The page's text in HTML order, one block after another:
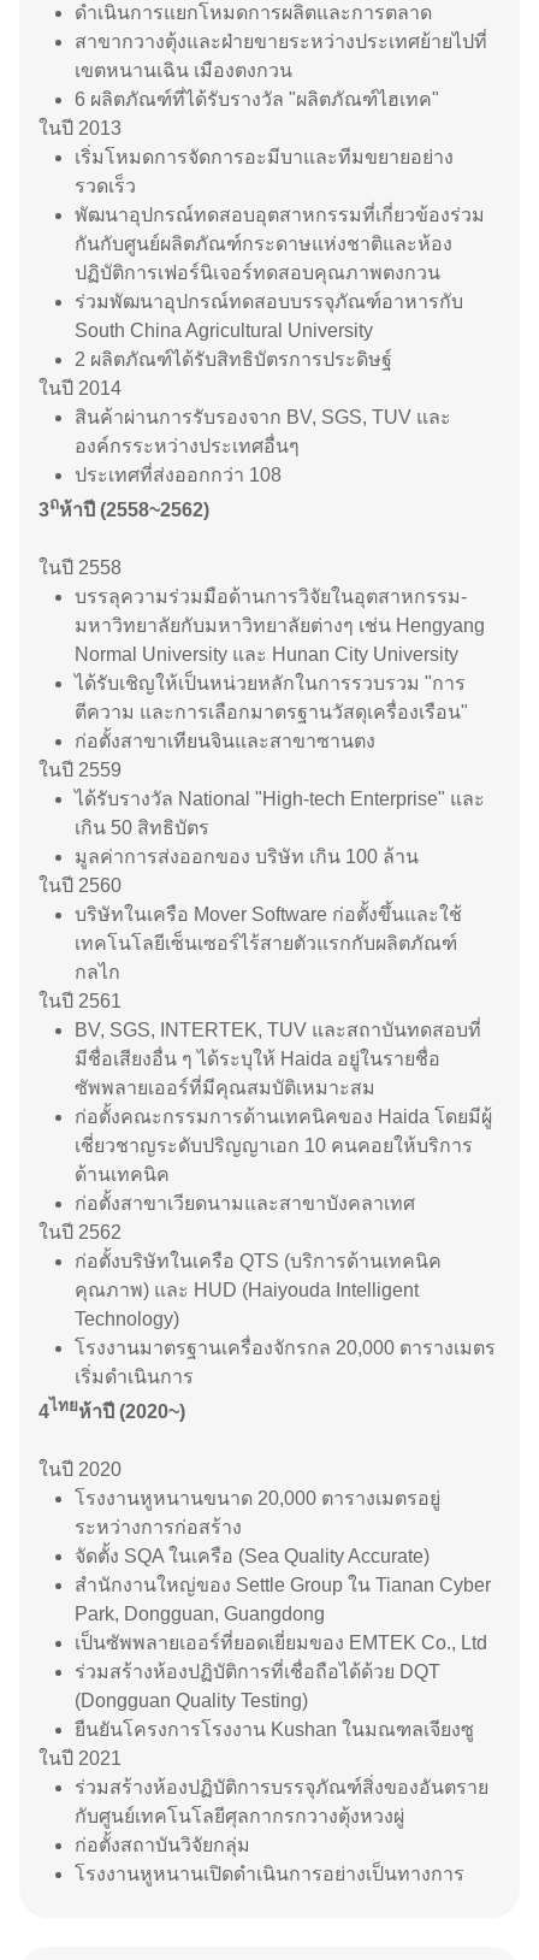
ดำเนินการแยกโหมดการผลิตและการตลาด
สาขากวางตุ้งและฝ่ายขายระหว่างประเทศย้ายไปที่
เขตหนานเฉิน เมืองตงกวน
6 ผลิตภัณฑ์ที่ได้รับรางวัล "ผลิตภัณฑ์ไฮเทค"
ในปี 2013
เริ่มโหมดการจัดการอะมีบาและทีมขยายอย่าง
รวดเร็ว
พัฒนาอุปกรณ์ทดสอบอุตสาหกรรมที่เกี่ยวข้องร่วม
กันกับศูนย์ผลิตภัณฑ์กระดาษแห่งชาติและห้อง
ปฏิบัติการเฟอร์นิเจอร์ทดสอบคุณภาพตงกวน
ร่วมพัฒนาอุปกรณ์ทดสอบบรรจุภัณฑ์อาหารกับ
South China Agricultural University
2 ผลิตภัณฑ์ได้รับสิทธิบัตรการประดิษฐ์
ในปี 2014
สินค้าผ่านการรับรองจาก BV, SGS, TUV และ
องค์กรระหว่างประเทศอื่นๆ
ประเทศที่ส่งออกกว่า 108
3ถห้าปี (2558~2562)
ในปี 2558
บรรลุความร่วมมือด้านการวิจัยในอุตสาหกรรม-
มหาวิทยาลัยกับมหาวิทยาลัยต่างๆ เช่น Hengyang
Normal University และ Hunan City University
ได้รับเชิญให้เป็นหน่วยหลักในการรวบรวม "การ
ตีความ และการเลือกมาตรฐานวัสดุเครื่องเรือน"
ก่อตั้งสาขาเทียนจินและสาขาซานตง
ในปี 2559
ได้รับรางวัล National "High-tech Enterprise" และ
เกิน 50 สิทธิบัตร
มูลค่าการส่งออกของ บริษัท เกิน 100 ล้าน
ในปี 2560
บริษัทในเครือ Mover Software ก่อตั้งขึ้นและใช้
เทคโนโลยีเซ็นเซอร์ไร้สายตัวแรกกับผลิตภัณฑ์
กลไก
ในปี 2561
BV, SGS, INTERTEK, TUV และสถาบันทดสอบที่
มีชื่อเสียงอื่น ๆ ได้ระบุให้ Haida อยู่ในรายชื่อ
ซัพพลายเออร์ที่มีคุณสมบัติเหมาะสม
ก่อตั้งคณะกรรมการด้านเทคนิคของ Haida โดยมีผู้
เชี่ยวชาญระดับปริญญาเอก 10 คนคอยให้บริการ
ด้านเทคนิค
ก่อตั้งสาขาเวียดนามและสาขาบังคลาเทศ
ในปี 2562
ก่อตั้งบริษัทในเครือ QTS (บริการด้านเทคนิค
คุณภาพ) และ HUD (Haiyouda Intelligent
Technology)
โรงงานมาตรฐานเครื่องจักรกล 20,000 ตารางเมตร
เริ่มดำเนินการ
4ไทยห้าปี (2020~)
ในปี 2020
โรงงานหูหนานขนาด 20,000 ตารางเมตรอยู่
ระหว่างการก่อสร้าง
จัดตั้ง SQA ในเครือ (Sea Quality Accurate)
สำนักงานใหญ่ของ Settle Group ใน Tianan Cyber ​​
Park, Dongguan, Guangdong
เป็นซัพพลายเออร์ที่ยอดเยี่ยมของ EMTEK Co., Ltd
ร่วมสร้างห้องปฏิบัติการที่เชื่อถือได้ด้วย DQT
(Dongguan Quality Testing)
ยืนยันโครงการโรงงาน Kushan ในมณฑลเจียงซู
ในปี 2021
ร่วมสร้างห้องปฏิบัติการบรรจุภัณฑ์สิ่งของอันตราย
กับศูนย์เทคโนโลยีศุลกากรกวางตุ้งหวงผู่
ก่อตั้งสถาบันวิจัยกลุ่ม
โรงงานหูหนานเปิดดำเนินการอย่างเป็นทางการ